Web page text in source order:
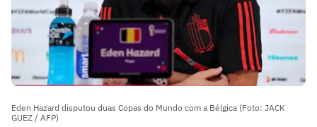
Eden Hazard disputou duas Copas do Mundo com a Bélgica (Foto: JACK
GUEZ / AFP)